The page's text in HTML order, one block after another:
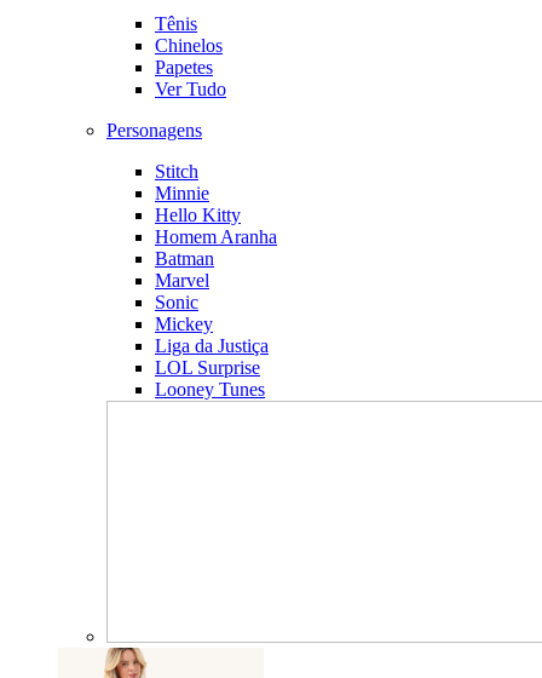
Tênis
Chinelos
Papetes
Ver Tudo
Personagens
Stitch
Minnie
Hello Kitty
Homem Aranha
Batman
Marvel
Sonic
Mickey
Liga da Justiça
LOL Surprise
Looney Tunes